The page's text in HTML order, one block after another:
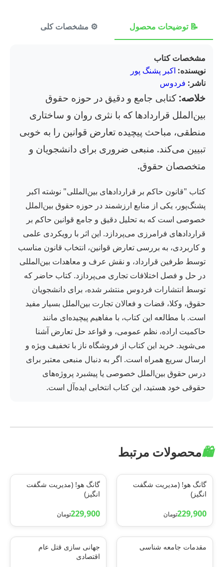
📝 توضیحات محصول ⚙️ مشخصات کلی
مشخصات کتاب
نویسنده: اکبر پشنگ پور
ناشر: فردوس
خلاصه: کتابی جامع و دقیق در حوزه حقوق
بین‌الملل قراردادها که با نثری روان و ساختاری
منطقی، مباحث پیچیده تعارض قوانین را به خوبی
تبیین می‌کند. منبعی ضروری برای دانشجویان و
متخصصان حقوق.
کتاب "قانون حاکم بر قراردادهای بین‌المللی" نوشته اکبر
پشنگ‌پور، یکی از منابع ارزشمند در حوزه حقوق بین‌الملل
خصوصی است که به تحلیل دقیق و جامع قوانین حاکم بر
قراردادهای فرامرزی می‌پردازد. این اثر با رویکردی علمی
و کاربردی، به بررسی تعارض قوانین، انتخاب قانون مناسب
توسط طرفین قرارداد، و نقش عرف و معاهدات بین‌المللی
در حل و فصل اختلافات تجاری می‌پردازد. کتاب حاضر که
توسط انتشارات فردوس منتشر شده، برای دانشجویان
حقوق، وکلا، قضات و فعالان تجارت بین‌الملل بسیار مفید
است. با مطالعه این کتاب، با مفاهیم پیچیده‌ای مانند
حاکمیت اراده، نظم عمومی، و قواعد حل تعارض آشنا
می‌شوید. خرید این کتاب از فروشگاه ناز با تخفیف ویژه و
ارسال سریع همراه است. اگر به دنبال منبعی معتبر برای
درس حقوق بین‌الملل خصوصی یا پیشبرد پروژه‌های
حقوقی خود هستید، این کتاب انتخابی ایده‌آل است.
🛍️محصولات مرتبط
گانگ هو! (مدیریت شگفت
انگیز)
229,900تومان
گانگ هو! (مدیریت شگفت
انگیز)
229,900تومان
مقدمات جامعه شناسی
جهانی سازی قتل عام
اقتصادی